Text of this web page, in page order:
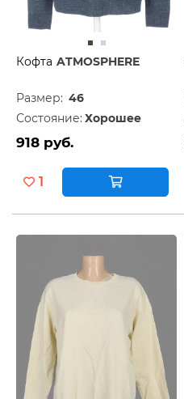
Кофта ATMOSPHERE
Размер: 46
Состояние: Хорошее
918 руб.
1